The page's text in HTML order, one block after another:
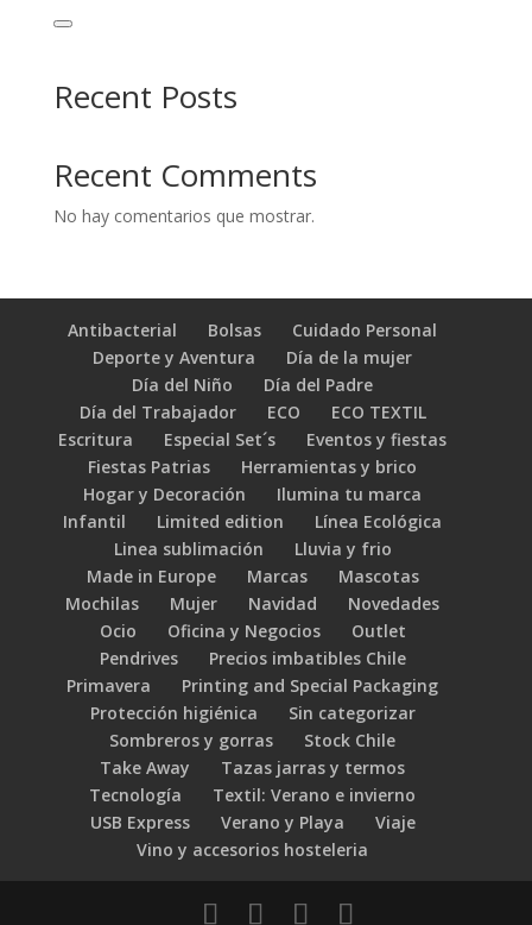
Recent Posts
Recent Comments
No hay comentarios que mostrar.
Antibacterial Bolsas
Cuidado Personal
Deporte y Aventura
Día de la mujer
Día del Niño
Día del Padre
Día del Trabajador
ECO
ECO TEXTIL
Escritura
Especial Set´s
Eventos y fiestas
Fiestas Patrias
Herramientas y brico
Hogar y Decoración
Ilumina tu marca
Infantil
Limited edition
Línea Ecológica
Linea sublimación
Lluvia y frio
Made in Europe
Marcas
Mascotas
Mochilas
Mujer Navidad
Novedades
Ocio
Oficina y Negocios
Outlet
Pendrives
Precios imbatibles Chile
Primavera
Printing and Special Packaging
Protección higiénica
Sin categorizar
Sombreros y gorras
Stock Chile
Take Away
Tazas jarras y termos
Tecnología
Textil: Verano e invierno
USB Express
Verano y Playa
Viaje
Vino y accesorios hosteleria